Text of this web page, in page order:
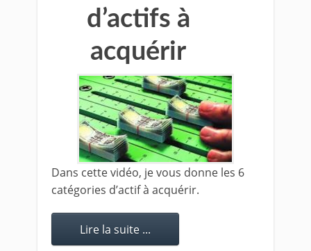
d’actifs à
acquérir
Dans cette vidéo, je vous donne les 6
catégories d’actif à acquérir.
Lire la suite ...